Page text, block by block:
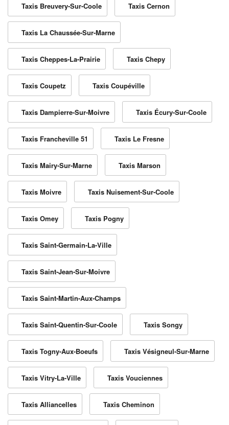
Taxis Breuvery-Sur-Coole Taxis Cernon
Taxis La Chaussée-Sur-Marne
Taxis Cheppes-La-Prairie Taxis Chepy
Taxis Coupetz Taxis Coupéville
Taxis Dampierre-Sur-Moivre Taxis Écury-Sur-Coole
Taxis Francheville 51 Taxis Le Fresne
Taxis Mairy-Sur-Marne Taxis Marson
Taxis Moivre Taxis Nuisement-Sur-Coole
Taxis Omey Taxis Pogny
Taxis Saint-Germain-La-Ville
Taxis Saint-Jean-Sur-Moivre
Taxis Saint-Martin-Aux-Champs
Taxis Saint-Quentin-Sur-Coole Taxis Songy
Taxis Togny-Aux-Boeufs Taxis Vésigneul-Sur-Marne
Taxis Vitry-La-Ville Taxis Vouciennes
Taxis Alliancelles Taxis Cheminon